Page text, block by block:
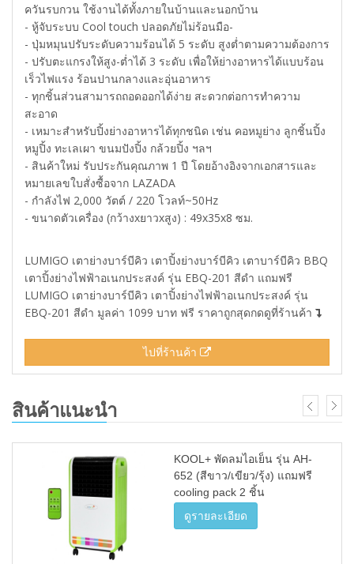
ควันรบกวน ใช้งานได้ทั้งภายในบ้านและนอกบ้าน
- หู้จับระบบ Cool touch ปลอดภัยไม่ร้อนมือ-
- ปุ่มหมุนปรับระดับความร้อนได้ 5 ระดับ สูงต่ำตามความต้องการ
- ปรับตะแกรงให้สูง-ต่ำได้ 3 ระดับ เพื่อให้ย่างอาหารได้แบบร้อน
เร็วไฟแรง ร้อนปานกลางและอุ่นอาหาร
- ทุกชิ้นส่วนสามารถถอดออกได้ง่าย สะดวกต่อการทำความ
สะอาด
- เหมาะสำหรับปิ้งย่างอาหารได้ทุกชนิด เช่น คอหมูย่าง ลูกชิ้นปิ้ง
หมูปิ้ง ทะเลเผา ขนมปังปิ้ง กล้วยปิ้ง ฯลฯ
- สินค้าใหม่ รับประกันคุณภาพ 1 ปี โดยอ้างอิงจากเอกสารและ
หมายเลขใบสั่งซื้อจาก LAZADA
- กำลังไฟ 2,000 วัตต์ / 220 โวลท์~50Hz
- ขนาดตัวเครื่อง (กว้างxยาวxสูง) : 49x35x8 ซม.
LUMIGO เตาย่างบาร์บีคิว เตาปิ้งย่างบาร์บีคิว เตาบาร์บีคิว BBQ
เตาปิ้งย่างไฟฟ้าอเนกประสงค์ รุ่น EBQ-201 สีดำ แถมฟรี
LUMIGO เตาย่างบาร์บีคิว เตาปิ้งย่างไฟฟ้าอเนกประสงค์ รุ่น
EBQ-201 สีดำ มูลค่า 1099 บาท ฟรี ราคาถูกสุดกดดูที่ร้านค้า
ไปที่ร้านค้า
สินค้าแนะนำ
KOOL+ พัดลมไอเย็น รุ่น AH-
652 (สีขาว/เขียว/รุ้ง) แถมฟรี
cooling pack 2 ชิ้น
ดูรายละเอียด